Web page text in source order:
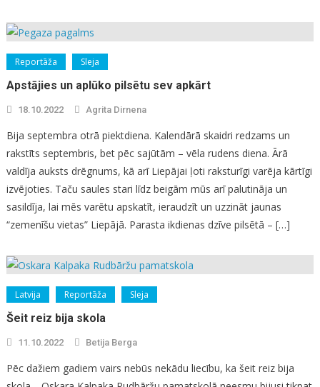
Reportāža Sleja
Apstājies un aplūko pilsētu sev apkārt
18.10.2022 Agrita Dirnena
Bija septembra otrā piektdiena. Kalendārā skaidri redzams un
rakstīts septembris, bet pēc sajūtām – vēla rudens diena. Ārā
valdīja auksts drēgnums, kā arī Liepājai ļoti raksturīgi varēja kārtīgi
izvējoties. Taču saules stari līdz beigām mūs arī palutināja un
sasildīja, lai mēs varētu apskatīt, ieraudzīt un uzzināt jaunas
“zemenīšu vietas” Liepājā. Parasta ikdienas dzīve pilsētā – […]
Latvija Reportāža Sleja
Šeit reiz bija skola
11.10.2022 Betija Berga
Pēc dažiem gadiem vairs nebūs nekādu liecību, ka šeit reiz bija